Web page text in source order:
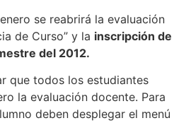
se reabrirá la evaluación
de Curso” y la inscripción de
del 2012.
que todos los estudiantes
la evaluación docente. Para
deben desplegar el menú